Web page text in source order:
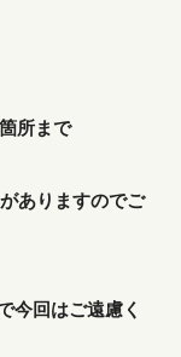
所まで
ありますのでご
今回はご遠慮く